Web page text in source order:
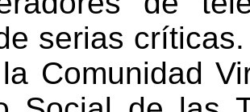
serias
Comunidad